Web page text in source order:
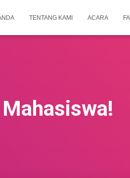
TENTANG KAMI ACARA